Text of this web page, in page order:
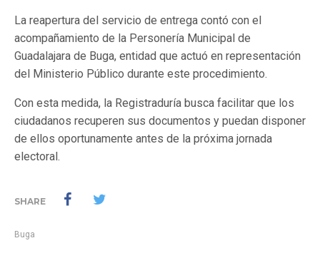
La reapertura del servicio de entrega contó con el
acompañamiento de la Personería Municipal de
Guadalajara de Buga, entidad que actuó en representación
del Ministerio Público durante este procedimiento.
Con esta medida, la Registraduría busca facilitar que los
ciudadanos recuperen sus documentos y puedan disponer
de ellos oportunamente antes de la próxima jornada
electoral.
SHARE
Buga